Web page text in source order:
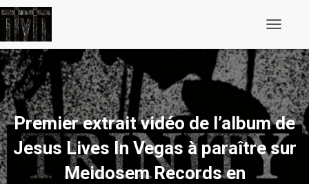
v
r
i
r
/
f
e
r
m
r
Premier extrait vidéo de l’album de
Jesus Lives In Vegas à paraître sur
Meidosem Records en